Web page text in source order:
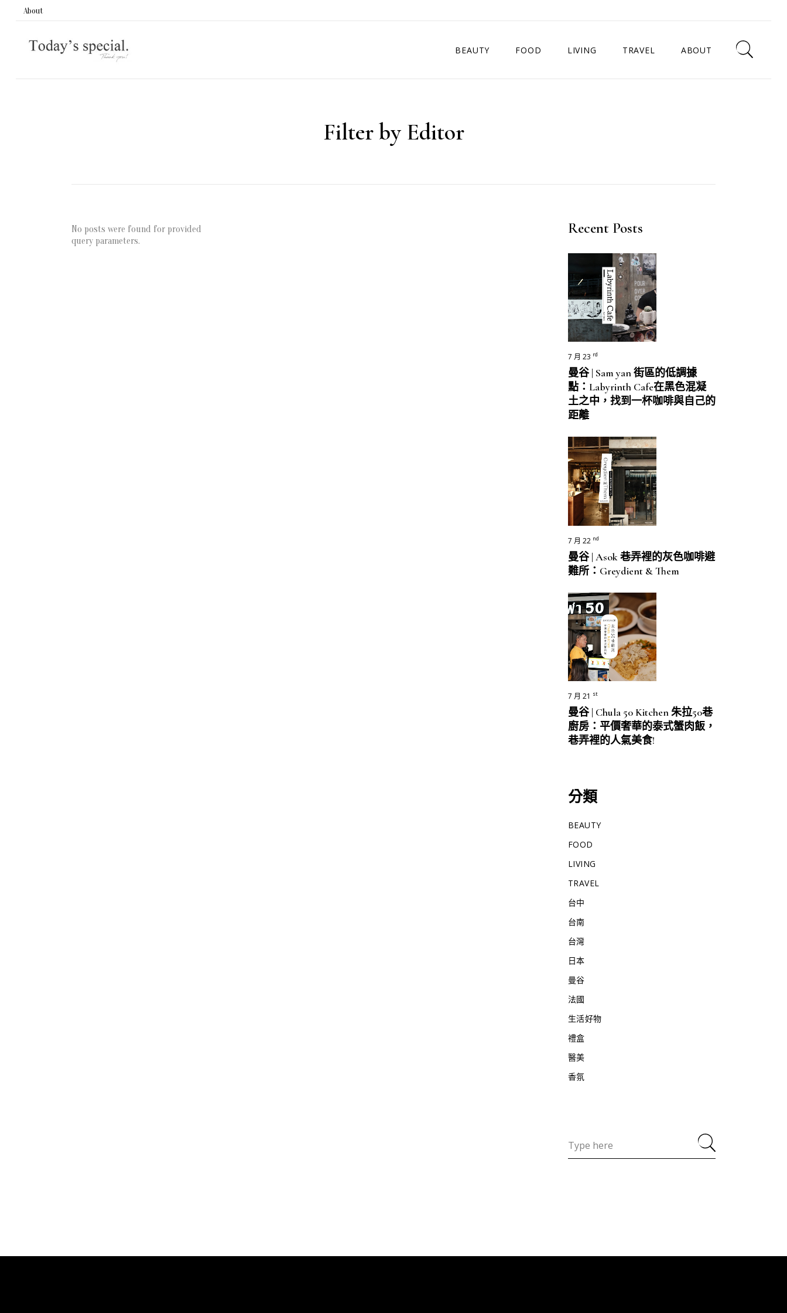
About
BEAUTY FOOD LIVING TRAVEL ABOUT
Filter by Editor
No posts were found for provided
query parameters.
Recent Posts
7 月 23 rd
曼谷 | Sam yan 街區的低調據
點：Labyrinth Cafe在黑色混凝
土之中，找到一杯咖啡與自己的
距離
7 月 22 nd
曼谷 | Asok 巷弄裡的灰色咖啡避
難所：Greydient & Them
7 月 21 st
曼谷 | Chula 50 Kitchen 朱拉50巷
廚房：平價奢華的泰式蟹肉飯，
巷弄裡的人氣美食!
分類
BEAUTY
FOOD
LIVING
TRAVEL
台中
台南
台灣
日本
曼谷
法國
生活好物
禮盒
醫美
香氛